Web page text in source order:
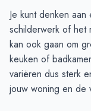
Je kunt denken
schilderwerk of het
kan ook gaan om
keuken of
variëren dus sterk
jouw woning en de